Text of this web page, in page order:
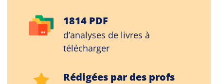
1814 PDF
d’analyses de livres à
télécharger
Rédigées par des profs